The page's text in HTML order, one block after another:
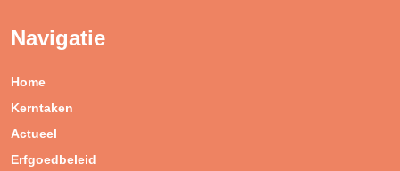
Navigatie
Home
Kerntaken
Actueel
Erfgoedbeleid